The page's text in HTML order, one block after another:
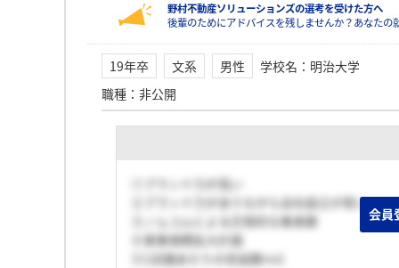
動画で知ろう！業界
野村不動産ソリューションズの選考を受けた方へ
後輩のためにアドバイスを残しませんか？あなた
19年卒 文系 男性 学校名 ： 明治大学
職種 ： 非公開
①ブランド力が高い
②ブランド力がありながら会社設立が若い
③ノムコムによる圧倒的な集客数
④事業規模拡大計画
⑤1店舗あたりの収益数no1
会員